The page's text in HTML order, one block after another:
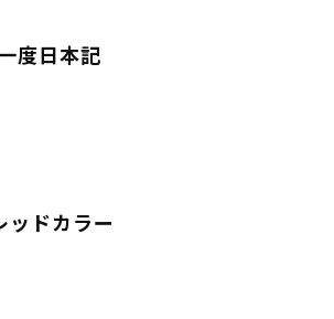
度日本記
ッドカラー